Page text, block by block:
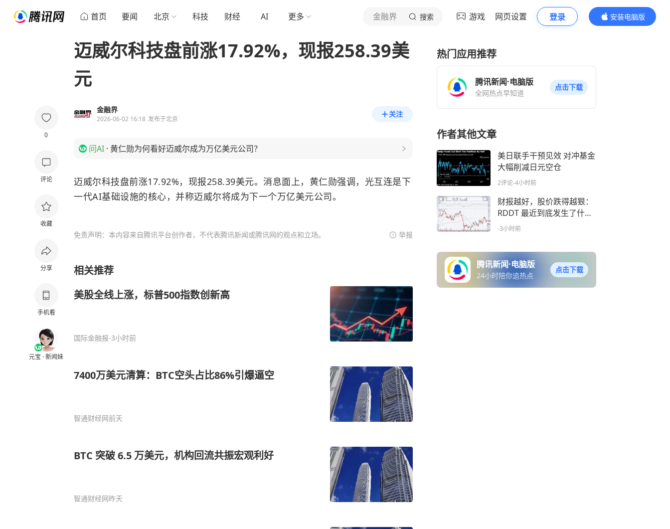
首页 要闻 北京 科技 财经 AI 更多 金融界 搜索 游戏 网页设置 登录
安装电脑版
内容更精彩
0
评论
收藏
分享
手机看
元宝 · 新闻妹
迈威尔科技盘前涨17.92%，现报258.39美
元
金融界
2026-06-02 16:18 发布于北京
关注
问AI · 黄仁勋为何看好迈威尔成为万亿美元公司？
迈威尔科技盘前涨17.92%，现报258.39美元。消息面上， 黄仁勋强调，光互连是下
一代AI基础设施的核心，并称迈威尔将成为下一个万亿美元公司。
免责声明：本内容来自腾讯平台创作者，不代表腾讯新闻或腾讯网的观点和立场。 举报
相关推荐
美股全线上涨，标普500指数创新高
国际金融报-3小时前
7400万美元清算：BTC空头占比86%引爆逼空
智通财经网前天
BTC 突破 6.5 万美元，机构回流共振宏观利好
智通财经网昨天
热门应用推荐
腾讯新闻·电脑版
全网热点早知道
点击下载
作者其他文章
美日联手干预见效 对冲基金
大幅削减日元空仓
2评论-4小时前
财报越好，股价跌得越狠：
RDDT 最近到底发生了什
么？
-3小时前
腾讯新闻·电脑版
24小时陪你追热点
点击下载